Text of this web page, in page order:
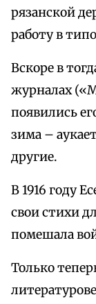
рязанской
работу в
Вскоре в
журналах
появились
зима –
другие.
В 1916 году
свои стихи
помешала
Только